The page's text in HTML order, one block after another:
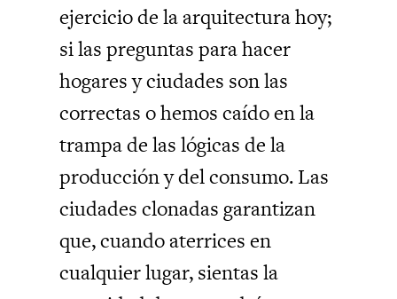
ejercicio de la arquitectura hoy;
si las preguntas para hacer
hogares y ciudades son las
correctas o hemos caído en la
trampa de las lógicas de la
producción y del consumo. Las
ciudades clonadas garantizan
que, cuando aterrices en
cualquier lugar, sientas la